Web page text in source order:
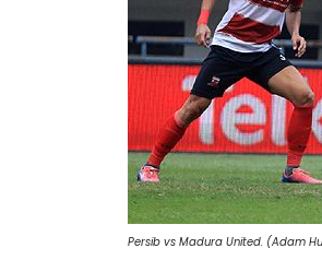
Persib vs Madura United. (Adam